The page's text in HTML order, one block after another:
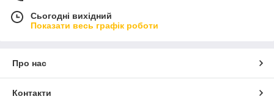
Сьогодні вихідний
Показати весь графік роботи
Про нас
Контакти